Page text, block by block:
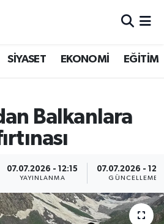
SİYASET EKONOMİ EĞİTİM
Balkanlara
07.07.2026 - 12:15
YAYINLANMA
07.07.2026 -
GÜNCELLEME
ve Fikstür